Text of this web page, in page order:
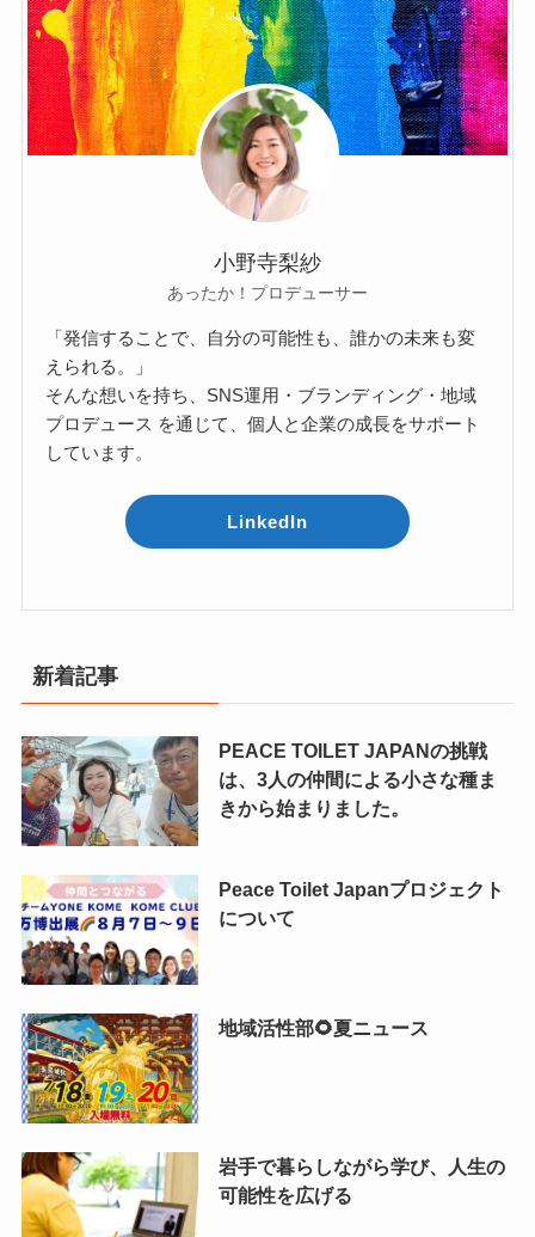
小野寺梨紗
あったか！プロデューサー
「発信することで、自分の可能性も、誰かの未来も変
えられる。」
そんな想いを持ち、SNS運用・ブランディング・地域
プロデュース を通じて、個人と企業の成長をサポート
しています。
LinkedIn
新着記事
PEACE TOILET JAPANの挑戦
は、3人の仲間による小さな種ま
きから始まりました。
Peace Toilet Japanプロジェクト
について
地域活性部🌻夏ニュース
岩手で暮らしながら学び、人生の
可能性を広げる